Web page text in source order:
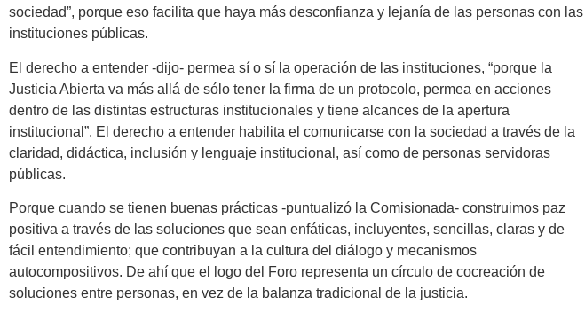
sociedad”, porque eso facilita que haya más desconfianza y lejanía de las personas con las
instituciones públicas.
El derecho a entender -dijo- permea sí o sí la operación de las instituciones, “porque la
Justicia Abierta va más allá de sólo tener la firma de un protocolo, permea en acciones
dentro de las distintas estructuras institucionales y tiene alcances de la apertura
institucional”. El derecho a entender habilita el comunicarse con la sociedad a través de la
claridad, didáctica, inclusión y lenguaje institucional, así como de personas servidoras
públicas.
Porque cuando se tienen buenas prácticas -puntualizó la Comisionada- construimos paz
positiva a través de las soluciones que sean enfáticas, incluyentes, sencillas, claras y de
fácil entendimiento; que contribuyan a la cultura del diálogo y mecanismos
autocompositivos. De ahí que el logo del Foro representa un círculo de cocreación de
soluciones entre personas, en vez de la balanza tradicional de la justicia.